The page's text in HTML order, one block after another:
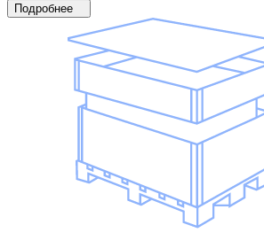
Подробнее